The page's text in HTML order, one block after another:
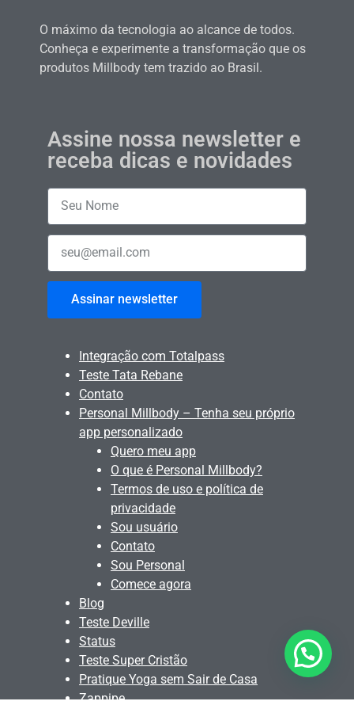
O máximo da tecnologia ao alcance de todos.
Conheça e experimente a transformação que os
produtos Millbody tem trazido ao Brasil.
Assine nossa newsletter e
receba dicas e novidades
Assinar newsletter
Integração com Totalpass
Teste Tata Rebane
Contato
Personal Millbody – Tenha seu próprio
app personalizado
Quero meu app
O que é Personal Millbody?
Termos de uso e política de
privacidade
Sou usuário
Contato
Sou Personal
Comece agora
Blog
Teste Deville
Status
Teste Super Cristão
Pratique Yoga sem Sair de Casa
Zappipe